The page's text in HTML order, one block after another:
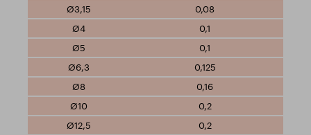
0,08
0,1
0,1
0,125
0,16
0,2
0,2